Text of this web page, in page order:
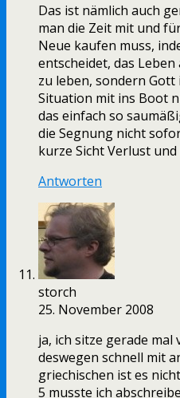
Das ist nämlich auch
man die Zeit mit und
Neue kaufen muss,
entscheidet, das
zu leben, sondern
Situation mit ins Boot
das einfach so
die Segnung nicht
kurze Sicht Verlust
Antworten
storch
25. November 2008
ja, ich sitze gerade
deswegen schnell mit
griechischen ist es
5 musste ich